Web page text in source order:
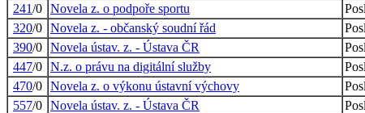
241/0 Novela z. o podpoře sportu
320/0 Novela z. - občanský soudní řád
390/0 Novela ústav. z. - Ústava ČR
447/0 N.z. o právu na digitální služby
470/0 Novela z. o výkonu ústavní výchovy
557/0 Novela ústav. z. - Ústava ČR